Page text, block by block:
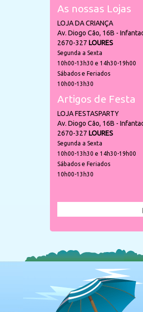
As nossas Lojas
LOJA DA CRIANÇA
Av. Diogo Cão, 16B -
2670-327 LOURES
Segunda a Sexta
10h00-13h30 e 14h30-19h00
Sábados e Feriados
10h00-13h30
Artigos de Festa
LOJA FESTASPARTY
Av. Diogo Cão, 16B -
2670-327 LOURES
Segunda a Sexta
10h00-13h30 e 14h30-19h00
Sábados e Feriados
10h00-13h30